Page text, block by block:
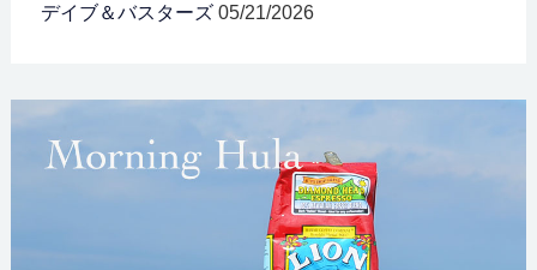
デイブ＆バスターズ 05/21/2026